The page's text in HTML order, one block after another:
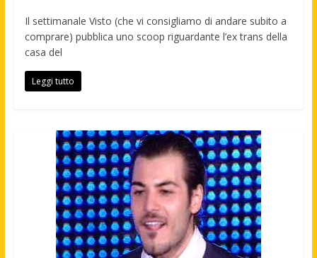
Il settimanale Visto (che vi consigliamo di andare subito a
comprare) pubblica uno scoop riguardante l’ex trans della
casa del
Leggi tutto